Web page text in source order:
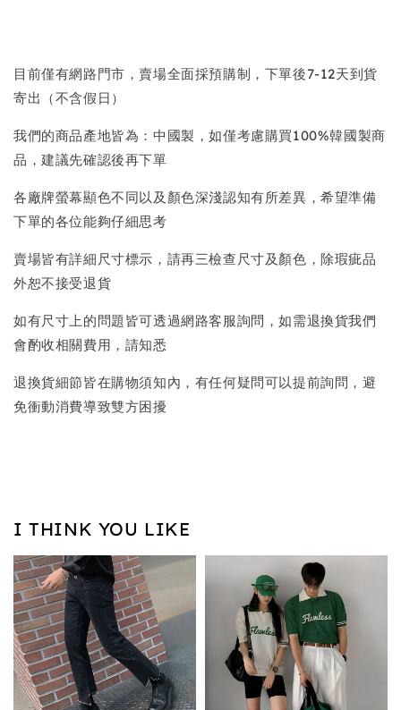
目前僅有網路門市，賣場全面採預購制，下單後7-12天到貨
寄出（不含假日）
我們的商品產地皆為：中國製，如僅考慮購買100%韓國製商
品，建議先確認後再下單
各廠牌螢幕顯色不同以及顏色深淺認知有所差異，希望準備
下單的各位能夠仔細思考
賣場皆有詳細尺寸標示，請再三檢查尺寸及顏色，除瑕疵品
外恕不接受退貨
如有尺寸上的問題皆可透過網路客服詢問，如需退換貨我們
會酌收相關費用，請知悉
退換貨細節皆在購物須知內，有任何疑問可以提前詢問，避
免衝動消費導致雙方困擾
I THINK YOU LIKE